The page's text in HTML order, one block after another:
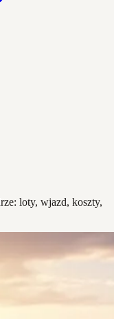
loty, wjazd, koszty,